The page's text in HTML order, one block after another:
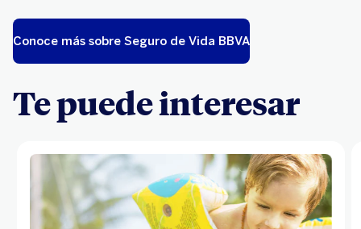
Conoce más sobre Seguro de Vida BBVA
Te puede interesar